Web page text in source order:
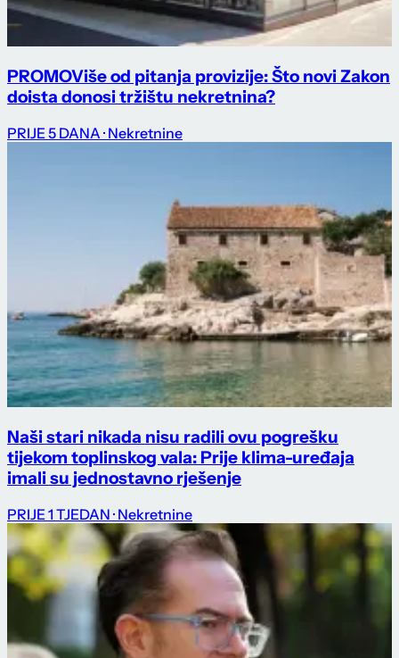
PROMOViše od pitanja provizije: Što novi Zakon
doista donosi tržištu nekretnina?
PRIJE 5 DANA · Nekretnine
Naši stari nikada nisu radili ovu pogrešku
tijekom toplinskog vala: Prije klima-uređaja
imali su jednostavno rješenje
PRIJE 1 TJEDAN · Nekretnine